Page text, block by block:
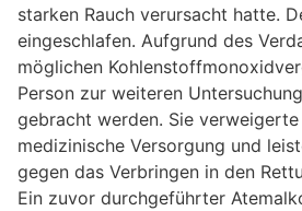
starken Rauch verursacht hatte.
eingeschlafen. Aufgrund des
möglichen
Person zur weiteren
gebracht werden. Sie
medizinische Versorgung und
gegen das Verbringen in den
Ein zuvor durchgeführter